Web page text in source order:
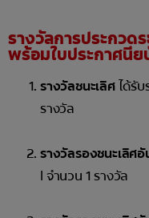
รางวัลการประกวด
พร้อมใบประกาศนี
รางวัลชนะเลิศได้รับ
รางวัล
รางวัลรองชนะเลิศ
| จำนวน 1 รางวัล